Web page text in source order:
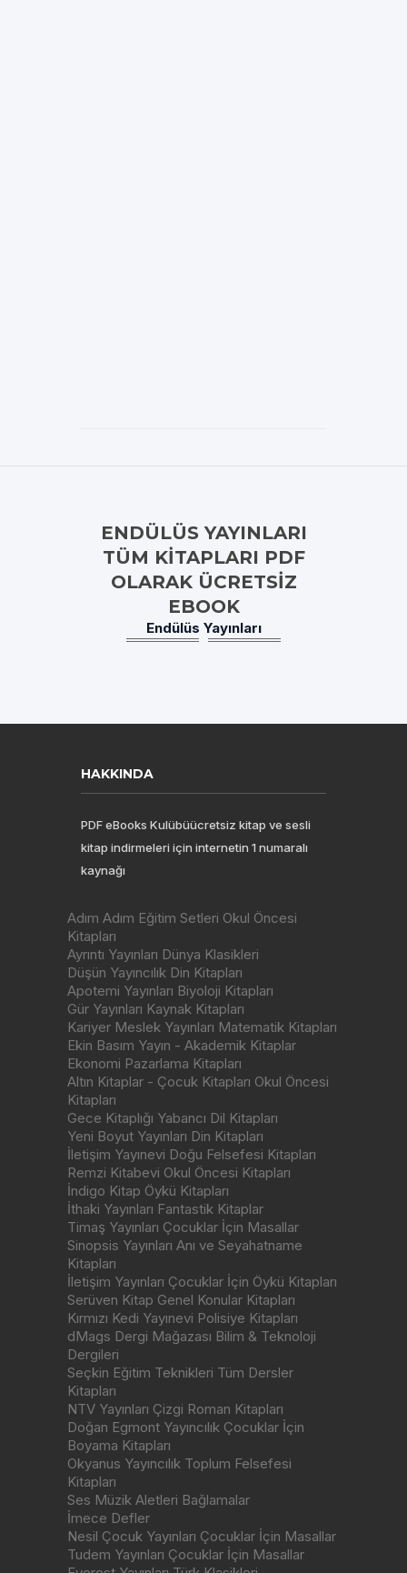
ENDÜLÜS YAYINLARI
TÜM KITAPLARI PDF
OLARAK ÜCRETSIZ
EBOOK
Endülüs Yayınları
HAKKINDA
PDF eBooks Kulübüücretsiz kitap ve sesli
kitap indirmeleri için internetin 1 numaralı
kaynağı
Adım Adım Eğitim Setleri Okul Öncesi
Kitapları
Ayrıntı Yayınları Dünya Klasikleri
Düşün Yayıncılık Din Kitapları
Apotemi Yayınları Biyoloji Kitapları
Gür Yayınları Kaynak Kitapları
Kariyer Meslek Yayınları Matematik Kitapları
Ekin Basım Yayın - Akademik Kitaplar
Ekonomi Pazarlama Kitapları
Altın Kitaplar - Çocuk Kitapları Okul Öncesi
Kitapları
Gece Kitaplığı Yabancı Dil Kitapları
Yeni Boyut Yayınları Din Kitapları
İletişim Yayınevi Doğu Felsefesi Kitapları
Remzi Kitabevi Okul Öncesi Kitapları
İndigo Kitap Öykü Kitapları
İthaki Yayınları Fantastik Kitaplar
Timaş Yayınları Çocuklar İçin Masallar
Sinopsis Yayınları Anı ve Seyahatname
Kitapları
İletişim Yayınları Çocuklar İçin Öykü Kitapları
Serüven Kitap Genel Konular Kitapları
Kırmızı Kedi Yayınevi Polisiye Kitapları
dMags Dergi Mağazası Bilim & Teknoloji
Dergileri
Seçkin Eğitim Teknikleri Tüm Dersler
Kitapları
NTV Yayınları Çizgi Roman Kitapları
Doğan Egmont Yayıncılık Çocuklar İçin
Boyama Kitapları
Okyanus Yayıncılık Toplum Felsefesi
Kitapları
Ses Müzik Aletleri Bağlamalar
İmece Defler
Nesil Çocuk Yayınları Çocuklar İçin Masallar
Tudem Yayınları Çocuklar İçin Masallar